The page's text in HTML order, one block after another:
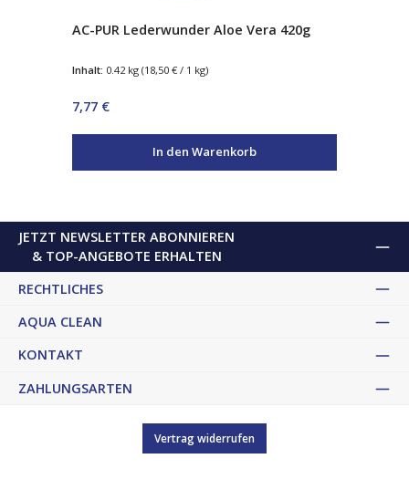
AC-PUR Lederwunder Aloe Vera 420g
Inhalt: 0.42 kg (18,50 € / 1 kg)
Regulärer Preis:
7,77 €
In den Warenkorb
JETZT NEWSLETTER ABONNIEREN
& TOP-ANGEBOTE ERHALTEN
KONTAKT
RECHTLICHES
AQUA CLEAN
ZAHLUNGSARTEN
Vertrag widerrufen